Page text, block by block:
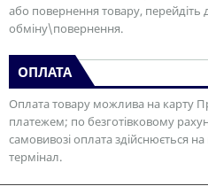
або повернення товару,
обміну\повернення.
ОПЛАТА
Оплата товару можлива на карту
платежем; по безготівковому
самовивозі оплата здійснюється
термінал.